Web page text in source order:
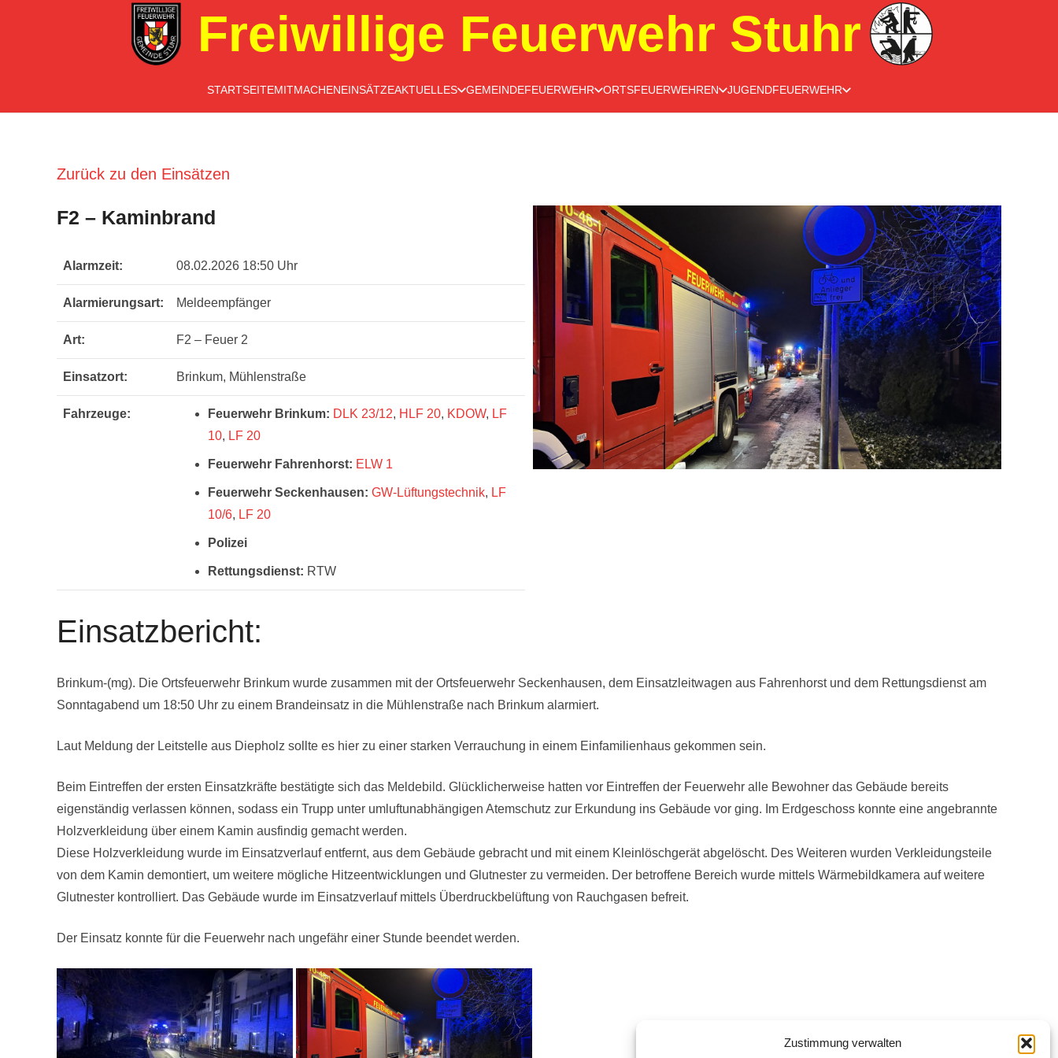
Zustimmung verwalten
Freiwillige Feuerwehr Stuhr
STARTSEITEMITMACHENEINSÄTZEAKTUELLES GEMEINDEFEUERWEHR ORTSFEUERWEHREN JUGENDFEUERWEHR
Zurück zu den Einsätzen
F2 – Kaminbrand
Alarmzeit: 08.02.2026 18:50 Uhr
Alarmierungsart: Meldeempfänger
Art: F2 – Feuer 2
Einsatzort: Brinkum, Mühlenstraße
Fahrzeuge: Feuerwehr Brinkum: DLK 23/12, HLF 20, KDOW, LF
10, LF 20
Feuerwehr Fahrenhorst: ELW 1
Feuerwehr Seckenhausen: GW-Lüftungstechnik, LF
10/6, LF 20
Polizei
Rettungsdienst: RTW
Einsatzbericht:
Brinkum-(mg). Die Ortsfeuerwehr Brinkum wurde zusammen mit der Ortsfeuerwehr Seckenhausen, dem Einsatzleitwagen aus Fahrenhorst und dem Rettungsdienst am
Sonntagabend um 18:50 Uhr zu einem Brandeinsatz in die Mühlenstraße nach Brinkum alarmiert.
Laut Meldung der Leitstelle aus Diepholz sollte es hier zu einer starken Verrauchung in einem Einfamilienhaus gekommen sein.
Beim Eintreffen der ersten Einsatzkräfte bestätigte sich das Meldebild. Glücklicherweise hatten vor Eintreffen der Feuerwehr alle Bewohner das Gebäude bereits
eigenständig verlassen können, sodass ein Trupp unter umluftunabhängigen Atemschutz zur Erkundung ins Gebäude vor ging. Im Erdgeschoss konnte eine angebrannte
Holzverkleidung über einem Kamin ausfindig gemacht werden.
Diese Holzverkleidung wurde im Einsatzverlauf entfernt, aus dem Gebäude gebracht und mit einem Kleinlöschgerät abgelöscht. Des Weiteren wurden Verkleidungsteile
von dem Kamin demontiert, um weitere mögliche Hitzeentwicklungen und Glutnester zu vermeiden. Der betroffene Bereich wurde mittels Wärmebildkamera auf weitere
Glutnester kontrolliert. Das Gebäude wurde im Einsatzverlauf mittels Überdruckbelüftung von Rauchgasen befreit.
Der Einsatz konnte für die Feuerwehr nach ungefähr einer Stunde beendet werden.